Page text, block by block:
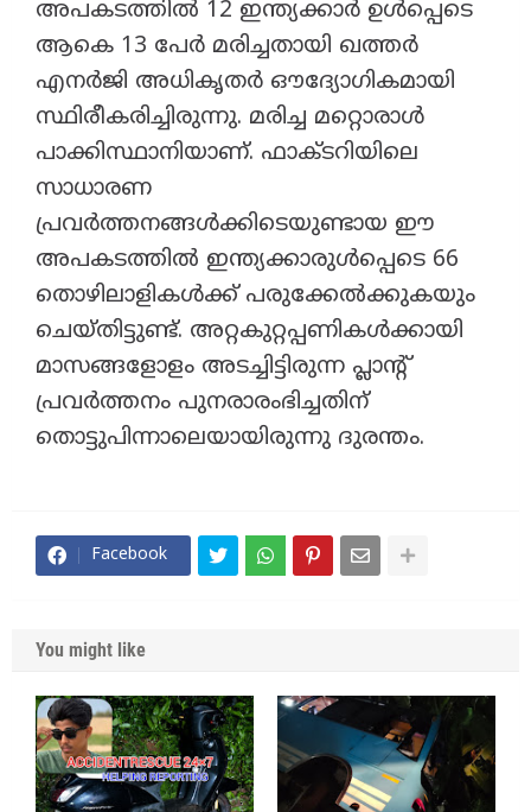
അപകടത്തിൽ 12 ഇന്ത്യക്കാർ ഉൾപ്പെടെ
ആകെ 13 പേർ മരിച്ചതായി ഖത്തർ
എനർജി അധികൃതർ ഔദ്യോഗികമായി
സ്ഥിരീകരിച്ചിരുന്നു. മരിച്ച മറ്റൊരാൾ
പാക്കിസ്ഥാനിയാണ്. ഫാക്ടറിയിലെ
സാധാരണ
പ്രവർത്തനങ്ങൾക്കിടെയുണ്ടായ ഈ
അപകടത്തിൽ ഇന്ത്യക്കാരുൾപ്പെടെ 66
തൊഴിലാളികൾക്ക് പരുക്കേൽക്കുകയും
ചെയ്തിട്ടുണ്ട്. അറ്റകുറ്റപ്പണികൾക്കായി
മാസങ്ങളോളം അടച്ചിട്ടിരുന്ന പ്ലാന്റ്
പ്രവർത്തനം പുനരാരംഭിച്ചതിന്
തൊട്ടുപിന്നാലെയായിരുന്നു ദുരന്തം.
Facebook
You might like